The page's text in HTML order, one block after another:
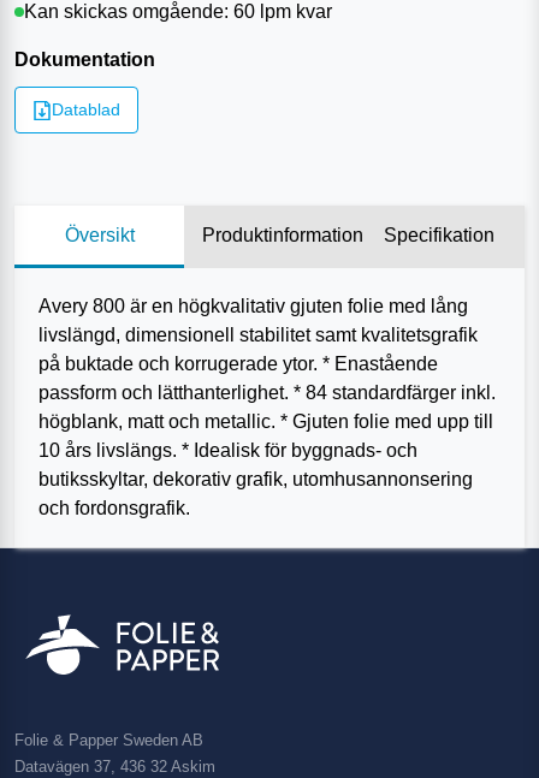
Kan skickas omgående: 60 lpm kvar
Dokumentation
Datablad
Översikt Produktinformation Specifikation
Avery 800 är en högkvalitativ gjuten folie med lång
livslängd, dimensionell stabilitet samt kvalitetsgrafik
på buktade och korrugerade ytor. * Enastående
passform och lätthanterlighet. * 84 standardfärger inkl.
högblank, matt och metallic. * Gjuten folie med upp till
10 års livslängs. * Idealisk för byggnads- och
butiksskyltar, dekorativ grafik, utomhusannonsering
och fordonsgrafik.
Folie & Papper Sweden AB
Datavägen 37, 436 32 Askim